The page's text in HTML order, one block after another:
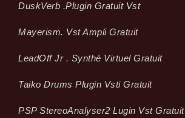
Dusk­Verb .plugin Gratuit Vst
Mayerism. Vst Ampli Gratuit
LeadOff Jr . Synthé Virtuel Gratuit
Taiko Drums Plugin Vsti Gratuit
PSP StereoAnalyser2 Lugin Vst Gratuit